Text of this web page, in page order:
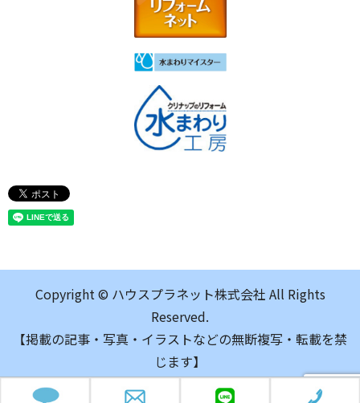
Copyright © ハウスプラネット株式会社 All Rights
Reserved.
【掲載の記事・写真・イラストなどの無断複写・転載を禁
じます】